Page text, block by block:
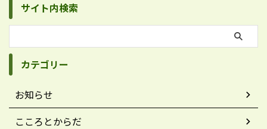
サイト内検索
カテゴリー
お知らせ
こころとからだ